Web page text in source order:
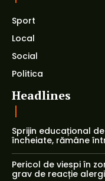
Sport
Local
Social
Politica
Headlines
Sprijin educațional de
încheiate, rămâne
Pericol de viespi în
grav de reacție